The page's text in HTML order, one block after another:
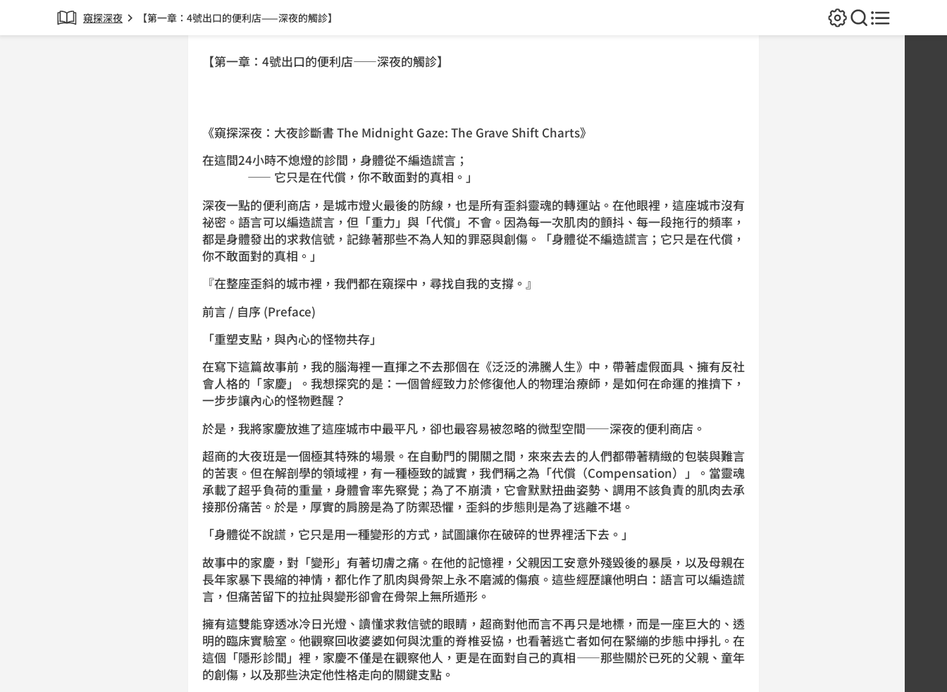
窺探深夜 chevron_right 【第一章：4號出口的便利店——深夜的觸診】
【第一章：4號出口的便利店——深夜的觸診】
《窺探深夜：大夜診斷書 The Midnight Gaze: The Grave Shift Charts》
在這間24小時不熄燈的診間，身體從不編造謊言；
—— 它只是在代償，你不敢面對的真相。」
深夜一點的便利商店，是城市燈火最後的防線，也是所有歪斜靈魂的轉運站。在他眼裡，這座城市沒有
祕密。語言可以編造謊言，但「重力」與「代償」不會。因為每一次肌肉的顫抖、每一段拖行的頻率，
都是身體發出的求救信號，記錄著那些不為人知的罪惡與創傷。「身體從不編造謊言；它只是在代償，
你不敢面對的真相。」
『在整座歪斜的城市裡，我們都在窺探中，尋找自我的支撐。』
前言 / 自序 (Preface)
「重塑支點，與內心的怪物共存」
在寫下這篇故事前，我的腦海裡一直揮之不去那個在《泛泛的沸騰人生》中，帶著虛假面具、擁有反社
會人格的「家慶」。我想探究的是：一個曾經致力於修復他人的物理治療師，是如何在命運的推擠下，
一步步讓內心的怪物甦醒？
於是，我將家慶放進了這座城市中最平凡，卻也最容易被忽略的微型空間——深夜的便利商店。
超商的大夜班是一個極其特殊的場景。在自動門的開關之間，來來去去的人們都帶著精緻的包裝與難言
的苦衷。但在解剖學的領域裡，有一種極致的誠實，我們稱之為「代償（Compensation）」。當靈魂
承載了超乎負荷的重量，身體會率先察覺；為了不崩潰，它會默默扭曲姿勢、調用不該負責的肌肉去承
接那份痛苦。於是，厚實的肩膀是為了防禦恐懼，歪斜的步態則是為了逃離不堪。
「身體從不說謊，它只是用一種變形的方式，試圖讓你在破碎的世界裡活下去。」
故事中的家慶，對「變形」有著切膚之痛。在他的記憶裡，父親因工安意外殘毀後的暴戾，以及母親在
長年家暴下畏縮的神情，都化作了肌肉與骨架上永不磨滅的傷痕。這些經歷讓他明白：語言可以編造謊
言，但痛苦留下的拉扯與變形卻會在骨架上無所遁形。
擁有這雙能穿透冰冷日光燈、讀懂求救信號的眼睛，超商對他而言不再只是地標，而是一座巨大的、透
明的臨床實驗室。他觀察回收婆婆如何與沈重的脊椎妥協，也看著逃亡者如何在緊繃的步態中掙扎。在
這個「隱形診間」裡，家慶不僅是在觀察他人，更是在面對自己的真相——那些關於已死的父親、童年
的創傷，以及那些決定他性格走向的關鍵支點。